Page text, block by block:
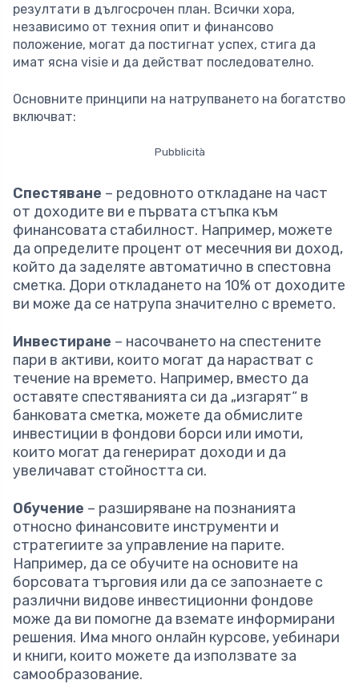
резултати в дългосрочен план. Всички хора,
независимо от техния опит и финансово
положение, могат да постигнат успех, стига да
имат ясна visie и да действат последователно.
Основните принципи на натрупването на богатство
включват:
Pubblicità
Спестяване – редовното откладане на част
от доходите ви е първата стъпка към
финансовата стабилност. Например, можете
да определите процент от месечния ви доход,
който да заделяте автоматично в спестовна
сметка. Дори откладането на 10% от доходите
ви може да се натрупа значително с времето.
Инвестиране – насочването на спестените
пари в активи, които могат да нарастват с
течение на времето. Например, вместо да
оставяте спестяванията си да „изгарят“ в
банковата сметка, можете да обмислите
инвестиции в фондови борси или имоти,
които могат да генерират доходи и да
увеличават стойността си.
Обучение – разширяване на познанията
относно финансовите инструменти и
стратегиите за управление на парите.
Например, да се обучите на основите на
борсовата търговия или да се запознаете с
различни видове инвестиционни фондове
може да ви помогне да вземате информирани
решения. Има много онлайн курсове, уебинари
и книги, които можете да използвате за
самообразование.